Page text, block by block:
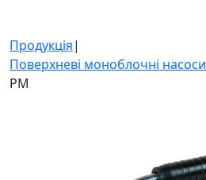
Продукція|
Поверхневі моноблочні насоси
PM